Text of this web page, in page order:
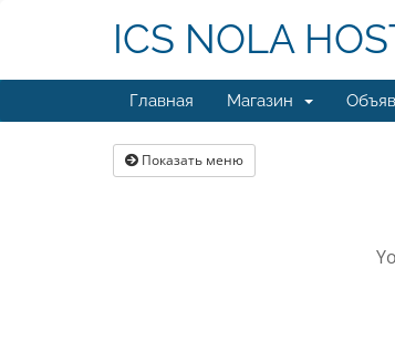
ICS NOLA
Главная Магазин
Показать меню